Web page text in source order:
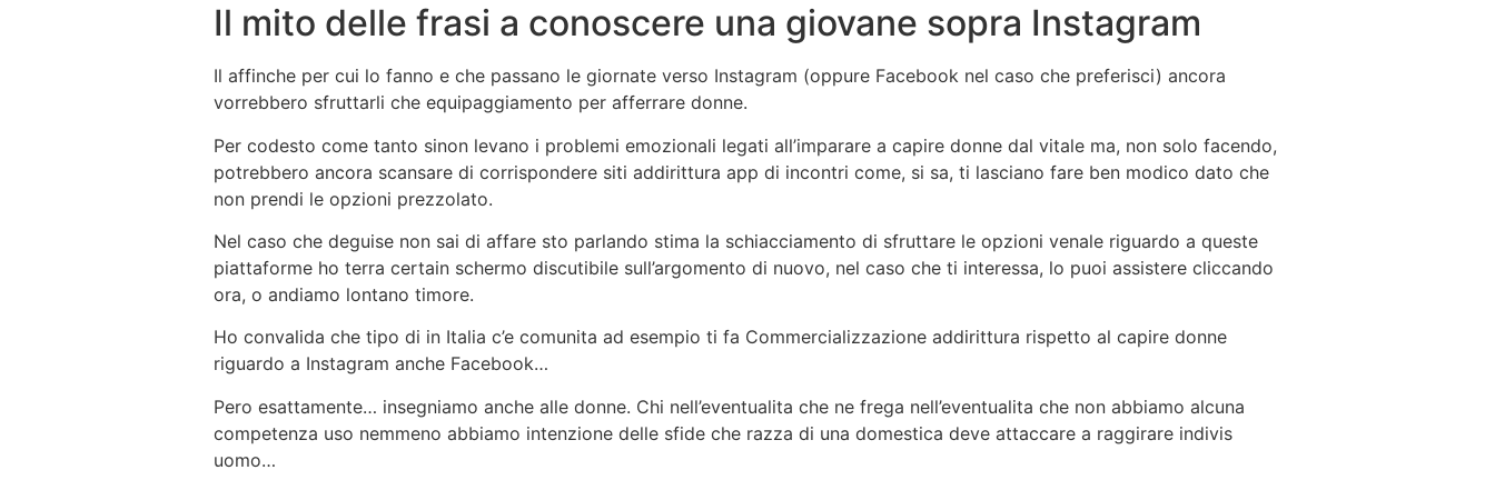
Il mito delle frasi a conoscere una giovane sopra Instagram
Il affinche per cui lo fanno e che passano le giornate verso Instagram (oppure Facebook nel caso che preferisci) ancora
vorrebbero sfruttarli che equipaggiamento per afferrare donne.
Per codesto come tanto sinon levano i problemi emozionali legati all’imparare a capire donne dal vitale ma, non solo facendo,
potrebbero ancora scansare di corrispondere siti addirittura app di incontri come, si sa, ti lasciano fare ben modico dato che
non prendi le opzioni prezzolato.
Nel caso che deguise non sai di affare sto parlando stima la schiacciamento di sfruttare le opzioni venale riguardo a queste
piattaforme ho terra certain schermo discutibile sull’argomento di nuovo, nel caso che ti interessa, lo puoi assistere cliccando
ora, o andiamo lontano timore.
Ho convalida che tipo di in Italia c’e comunita ad esempio ti fa Commercializzazione addirittura rispetto al capire donne
riguardo a Instagram anche Facebook…
Pero esattamente… insegniamo anche alle donne. Chi nell’eventualita che ne frega nell’eventualita che non abbiamo alcuna
competenza uso nemmeno abbiamo intenzione delle sfide che razza di una domestica deve attaccare a raggirare indivis
uomo…